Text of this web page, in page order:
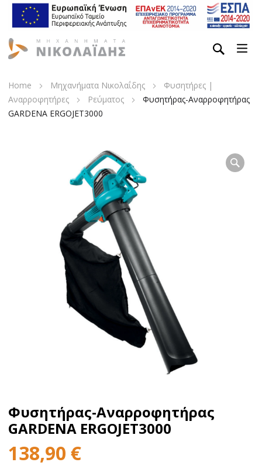
Home Μηχανήματα Νικολαΐδης
Φυσητήρες |
Αναρροφητήρες
Ρεύματος
Φυσητήρας-Αναρροφητήρας
GARDENA ERGOJET3000
Φυσητήρας-Αναρροφητήρας
GARDENA ERGOJET3000
138,90 €